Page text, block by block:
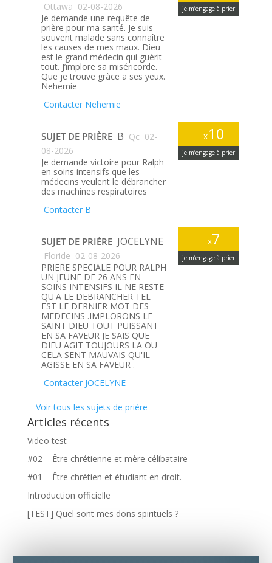
je m’engage à prier
Ottawa 02-08-2026
Je demande une requête de
prière pour ma santé. Je suis
souvent malade sans connaître
les causes de mes maux. Dieu
est le grand médecin qui guérit
tout. J’implore sa miséricorde.
Que je trouve gràce a ses yeux.
Nehemie
Contacter Nehemie
x10
je m’engage à prier
SUJET DE PRIÈRE B Qc 02-
08-2026
Je demande victoire pour Ralph
en soins intensifs que les
médecins veulent le débrancher
des machines respiratoires
Contacter B
x7
je m’engage à prier
SUJET DE PRIÈRE JOCELYNE
Floride 02-08-2026
PRIERE SPECIALE POUR RALPH
UN JEUNE DE 26 ANS EN
SOINS INTENSIFS IL NE RESTE
QU'A LE DEBRANCHER TEL
EST LE DERNIER MOT DES
MEDECINS .IMPLORONS LE
SAINT DIEU TOUT PUISSANT
EN SA FAVEUR JE SAIS QUE
DIEU AGIT TOUJOURS LA OU
CELA SENT MAUVAIS QU'IL
AGISSE EN SA FAVEUR .
Contacter JOCELYNE
Voir tous les sujets de prière
Articles récents
Video test
#02 – Être chrétienne et mère célibataire
#01 – Être chrétien et étudiant en droit.
Introduction officielle
[TEST] Quel sont mes dons spirituels ?